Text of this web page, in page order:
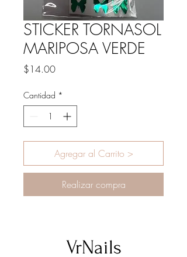
STICKER TORNASOL
MARIPOSA VERDE
$14.00Precio
Cantidad *
Agregar al Carrito >
Realizar compra
VrNails